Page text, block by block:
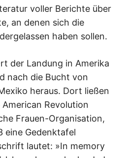
voller Berichte über
an denen sich die
haben sollen.
der Landung in Amerika
nach die Bucht von
heraus. Dort ließen
Revolution
Frauen-Organisation,
eine Gedenktafel
lautet: »In memory